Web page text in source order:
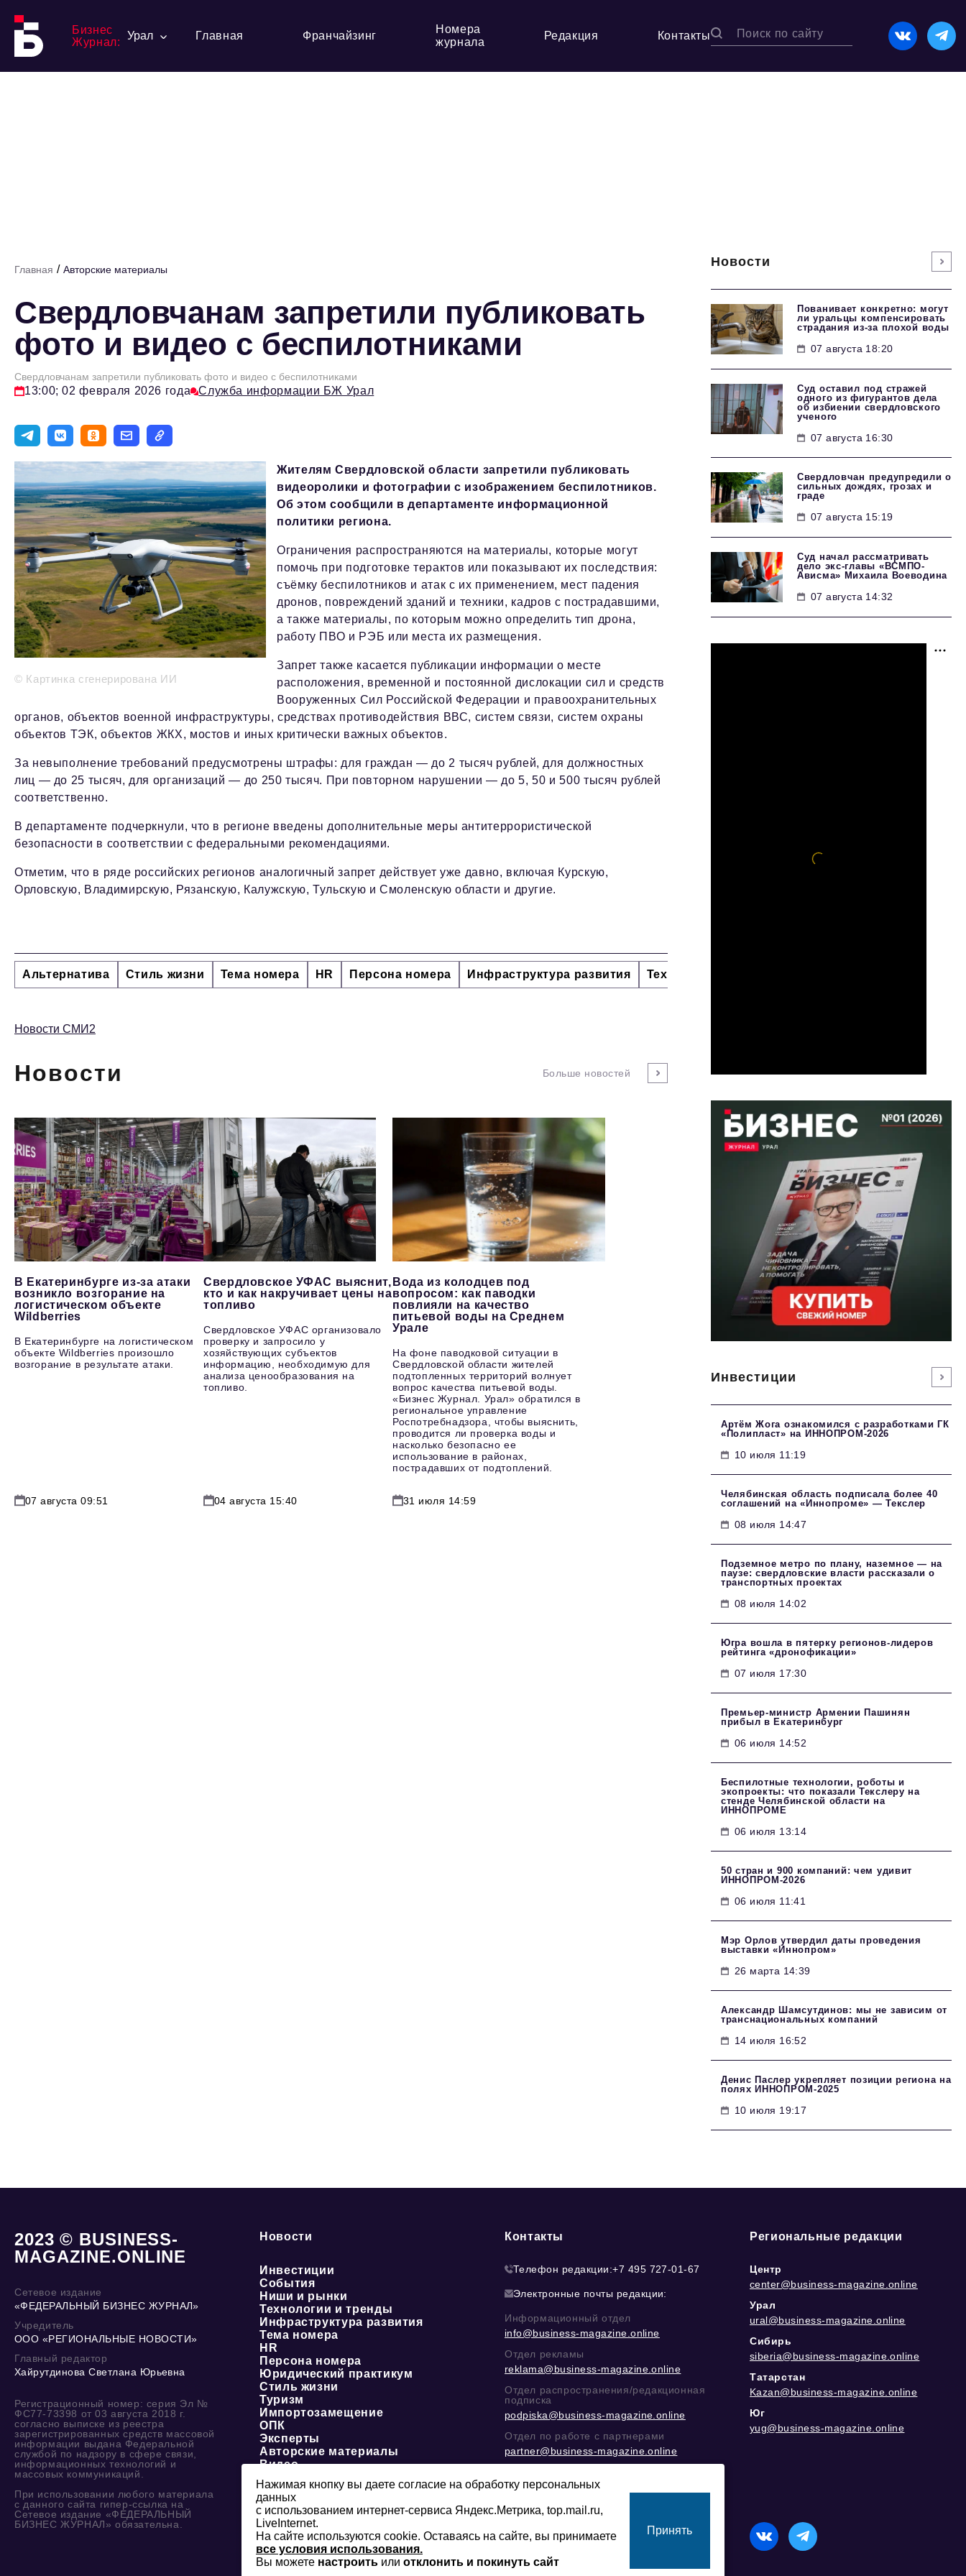
Бизнес
Журнал:
Урал Главная Франчайзинг
Номера
журнала
Редакция Контакты
Главная / Авторские материалы
Свердловчанам запретили публиковать
фото и видео с беспилотниками
Свердловчанам запретили публиковать фото и видео с беспилотниками
13:00; 02 февраля 2026 года Служба информации БЖ Урал
© Картинка сгенерирована ИИ
Жителям Свердловской области запретили публиковать
видеоролики и фотографии с изображением беспилотников.
Об этом сообщили в департаменте информационной
политики региона.
Ограничения распространяются на материалы, которые могут
помочь при подготовке терактов или показывают их последствия:
съёмку беспилотников и атак с их применением, мест падения
дронов, повреждений зданий и техники, кадров с пострадавшими,
а также материалы, по которым можно определить тип дрона,
работу ПВО и РЭБ или места их размещения.
Запрет также касается публикации информации о месте
расположения, временной и постоянной дислокации сил и средств
Вооруженных Сил Российской Федерации и правоохранительных
органов, объектов военной инфраструктуры, средствах противодействия ВВС, систем связи, систем охраны
объектов ТЭК, объектов ЖКХ, мостов и иных критически важных объектов.
За невыполнение требований предусмотрены штрафы: для граждан — до 2 тысяч рублей, для должностных
лиц — до 25 тысяч, для организаций — до 250 тысяч. При повторном нарушении — до 5, 50 и 500 тысяч рублей
соответственно.
В департаменте подчеркнули, что в регионе введены дополнительные меры антитеррористической
безопасности в соответствии с федеральными рекомендациями.
Отметим, что в ряде российских регионов аналогичный запрет действует уже давно, включая Курскую,
Орловскую, Владимирскую, Рязанскую, Калужскую, Тульскую и Смоленскую области и другие.
Альтернатива Стиль жизни Тема номера HR Персона номера Инфраструктура развития Технологии и тренды
Новости СМИ2
Новости Больше новостей
В Екатеринбурге из-за атаки
возникло возгорание на
логистическом объекте
Wildberries
В Екатеринбурге на логистическом
объекте Wildberries произошло
возгорание в результате атаки.
07 августа 09:51
Свердловское УФАС выяснит,
кто и как накручивает цены на
топливо
Свердловское УФАС организовало
проверку и запросило у
хозяйствующих субъектов
информацию, необходимую для
анализа ценообразования на
топливо.
04 августа 15:40
Вода из колодцев под
вопросом: как паводки
повлияли на качество
питьевой воды на Среднем
Урале
На фоне паводковой ситуации в
Свердловской области жителей
подтопленных территорий волнует
вопрос качества питьевой воды.
«Бизнес Журнал. Урал» обратился в
региональное управление
Роспотребнадзора, чтобы выяснить,
проводится ли проверка воды и
насколько безопасно ее
использование в районах,
пострадавших от подтоплений.
31 июля 14:59
Новости
Пованивает конкретно: могут
ли уральцы компенсировать
страдания из-за плохой воды
07 августа 18:20
Суд оставил под стражей
одного из фигурантов дела
об избиении свердловского
ученого
07 августа 16:30
Свердловчан предупредили о
сильных дождях, грозах и
граде
07 августа 15:19
Суд начал рассматривать
дело экс-главы «ВСМПО-
Ависма» Михаила Воеводина
07 августа 14:32
Инвестиции
Артём Жога ознакомился с разработками ГК
«Полипласт» на ИННОПРОМ-2026
10 июля 11:19
Челябинская область подписала более 40
соглашений на «Иннопроме» — Текслер
08 июля 14:47
Подземное метро по плану, наземное — на
паузе: свердловские власти рассказали о
транспортных проектах
08 июля 14:02
Югра вошла в пятерку регионов-лидеров
рейтинга «дронофикации»
07 июля 17:30
Премьер-министр Армении Пашинян
прибыл в Екатеринбург
06 июля 14:52
Беспилотные технологии, роботы и
экопроекты: что показали Текслеру на
стенде Челябинской области на
ИННОПРОМЕ
06 июля 13:14
50 стран и 900 компаний: чем удивит
ИННОПРОМ‑2026
06 июля 11:41
Мэр Орлов утвердил даты проведения
выставки «Иннопром»
26 марта 14:39
Александр Шамсутдинов: мы не зависим от
транснациональных компаний
14 июля 16:52
Денис Паслер укрепляет позиции региона на
полях ИННОПРОМ-2025
10 июля 19:17
2023 © BUSINESS-
MAGAZINE.ONLINE
Сетевое издание
«ФЕДЕРАЛЬНЫЙ БИЗНЕС ЖУРНАЛ»
Учредитель
ООО «РЕГИОНАЛЬНЫЕ НОВОСТИ»
Главный редактор
Хайрутдинова Светлана Юрьевна
Регистрационный номер: серия Эл №
ФС77-73398 от 03 августа 2018 г.
согласно выписке из реестра
зарегистрированных средств массовой
информации выдана Федеральной
службой по надзору в сфере связи,
информационных технологий и
массовых коммуникаций.
При использовании любого материала
с данного сайта гипер-ссылка на
Сетевое издание «ФЕДЕРАЛЬНЫЙ
БИЗНЕС ЖУРНАЛ» обязательна.
Новости
Инвестиции
События
Ниши и рынки
Технологии и тренды
Инфраструктура развития
Тема номера
HR
Персона номера
Юридический практикум
Стиль жизни
Туризм
Импортозамещение
ОПК
Эксперты
Авторские материалы
Видео
Контакты
Телефон редакции:+7 495 727-01-67
Электронные почты редакции:
Информационный отдел
info@business-magazine.online
Отдел рекламы
reklama@business-magazine.online
Отдел распространения/редакционная
подписка
podpiska@business-magazine.online
Отдел по работе с партнерами
partner@business-magazine.online
@mazovилиMAX
16+
Сайт может содержать контент, не предназначенный для лиц
младше 16-ти лет.
Региональные редакции
Центр
center@business-magazine.online
Урал
ural@business-magazine.online
Сибирь
siberia@business-magazine.online
Татарстан
Kazan@business-magazine.online
Юг
yug@business-magazine.online
Нажимая кнопку вы даете согласие на обработку персональных
данных
с использованием интернет-сервиса Яндекс.Метрика, top.mail.ru,
LiveInternet.
На сайте используются cookie. Оставаясь на сайте, вы принимаете
все условия использования.
Вы можете настроить или отклонить и покинуть сайт
Принять